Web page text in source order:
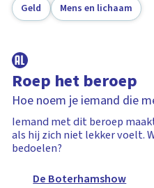
Geld Mens en lichaam
Roep het beroep
Hoe noem je iemand die
Iemand met dit beroep
als hij zich niet lekker voelt.
bedoelen?
De Boterhamshow